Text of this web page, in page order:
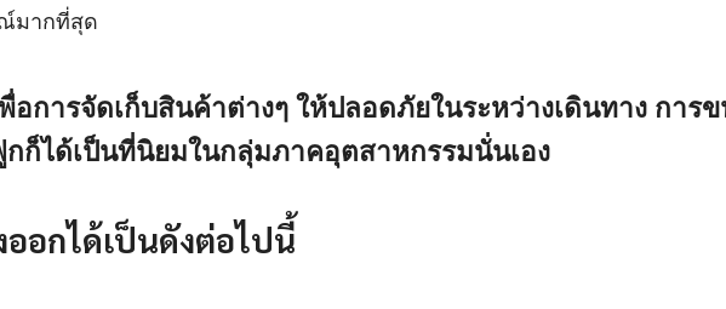
มากที่สุด
อการจัดเก็บสินค้าต่างๆ ให้ปลอดภัยในระหว่างเดินทาง การ
ก็ได้เป็นที่นิยมในกลุ่มภาคอุตสาหกรรมนั่นเอง
อกได้เป็นดังต่อไปนี้